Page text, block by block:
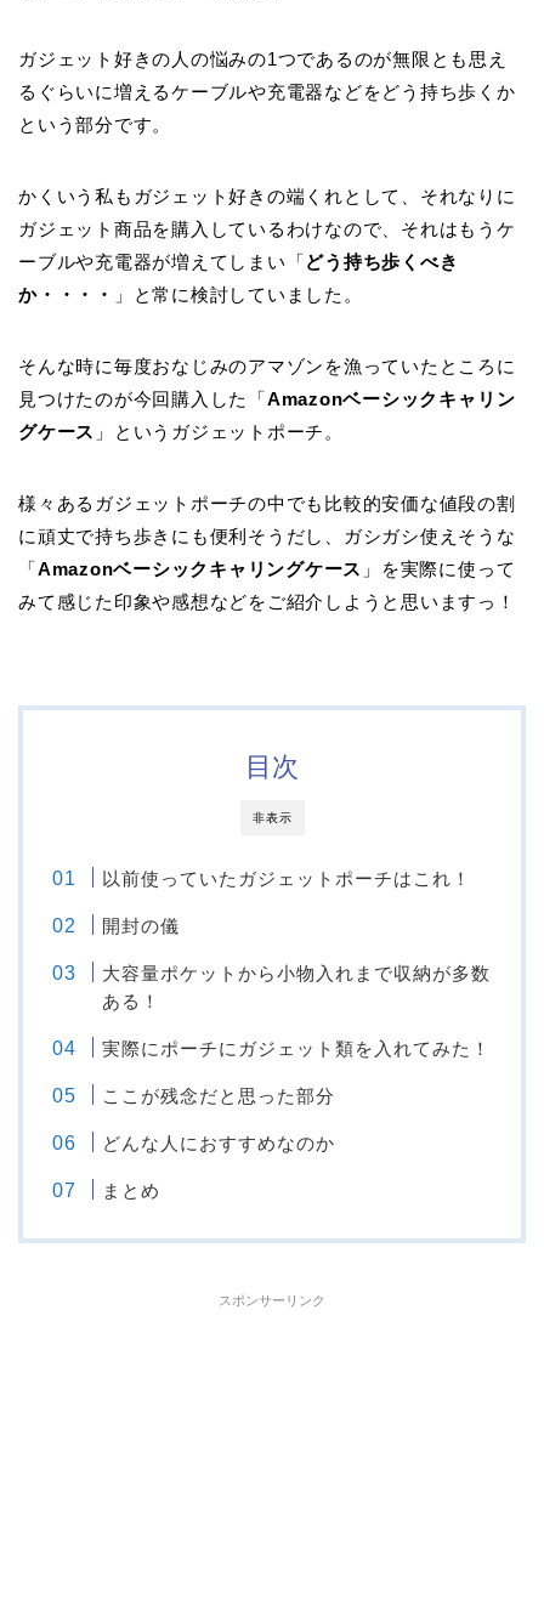
ガジェット好きの人の悩みの1つであるのが無限とも思え
るぐらいに増えるケーブルや充電器などをどう持ち歩くか
という部分です。
かくいう私もガジェット好きの端くれとして、それなりに
ガジェット商品を購入しているわけなので、それはもうケ
ーブルや充電器が増えてしまい「どう持ち歩くべき
か・・・・
」と常に検討していました。
そんな時に毎度おなじみのアマゾンを漁っていたところに
見つけたのが今回購入した「Amazonベーシックキャリン
グケース 」というガジェットポーチ。
様々あるガジェットポーチの中でも比較的安価な値段の割
に頑丈で持ち歩きにも便利そうだし、ガシガシ使えそうな
「Amazonベーシックキャリングケース 」を実際に使って
みて感じた印象や感想などをご紹介しようと思いますっ！
非表示
目次
以前使っていたガジェットポーチはこれ！
開封の儀
大容量ポケットから小物入れまで収納が多数
ある！
実際にポーチにガジェット類を入れてみた！
ここが残念だと思った部分
どんな人におすすめなのか
まとめ
スポンサーリンク